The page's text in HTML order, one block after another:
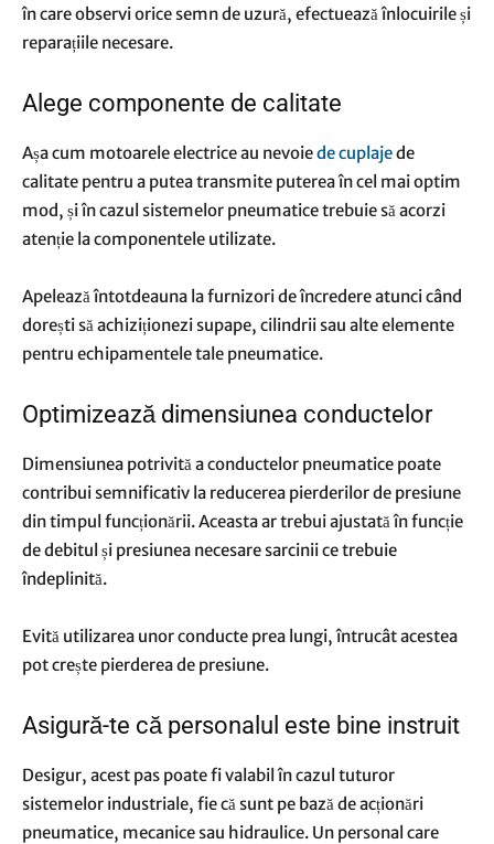
în care observi orice semn de uzură, efectuează înlocuirile și
reparațiile necesare.
Alege componente de calitate
Așa cum motoarele electrice au nevoiede cuplajede
calitate pentru a putea transmite puterea în cel mai optim
mod, și în cazul sistemelor pneumatice trebuie să acorzi
atenție la componentele utilizate.
Apelează întotdeauna la furnizori de încredere atunci când
dorești să achiziționezi supape, cilindrii sau alte elemente
pentru echipamentele tale pneumatice.
Optimizează dimensiunea conductelor
Dimensiunea potrivită a conductelor pneumatice poate
contribui semnificativ la reducerea pierderilor de presiune
din timpul funcționării. Aceasta ar trebui ajustată în funcție
de debitul și presiunea necesare sarcinii ce trebuie
îndeplinită.
Evită utilizarea unor conducte prea lungi, întrucât acestea
pot crește pierderea de presiune.
Asigură-te că personalul este bine instruit
Desigur, acest pas poate fi valabil în cazul tuturor
sistemelor industriale, fie că sunt pe bază de acționări
pneumatice, mecanice sau hidraulice. Un personal care